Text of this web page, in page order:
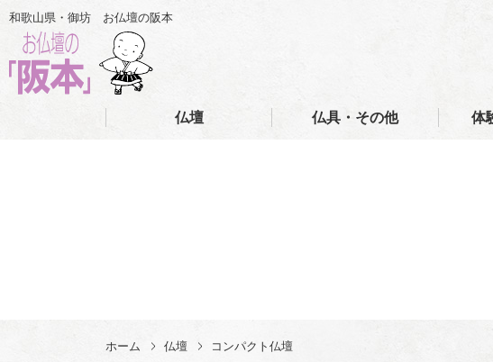
和歌山県・御坊 お仏壇の阪本
仏壇 仏具・その他 体
ホーム 仏壇 コンパクト仏壇